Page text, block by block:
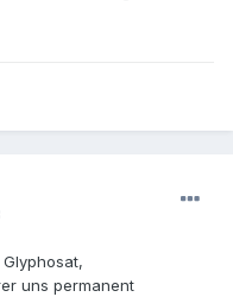
uns permanent